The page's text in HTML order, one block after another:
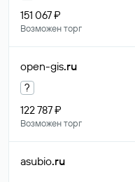
151 067 ₽
Возможен торг
open-gis.ru
?
122 787 ₽
Возможен торг
asubio.ru